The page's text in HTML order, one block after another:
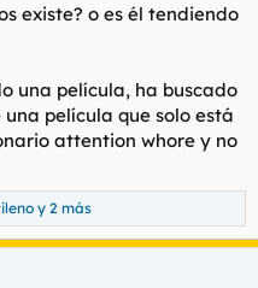
existe? o es él tendiendo
una película, ha buscado
película que solo está
attention whore y no
y 2 más